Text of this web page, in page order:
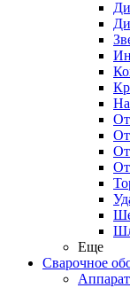
Еще
Сварочное